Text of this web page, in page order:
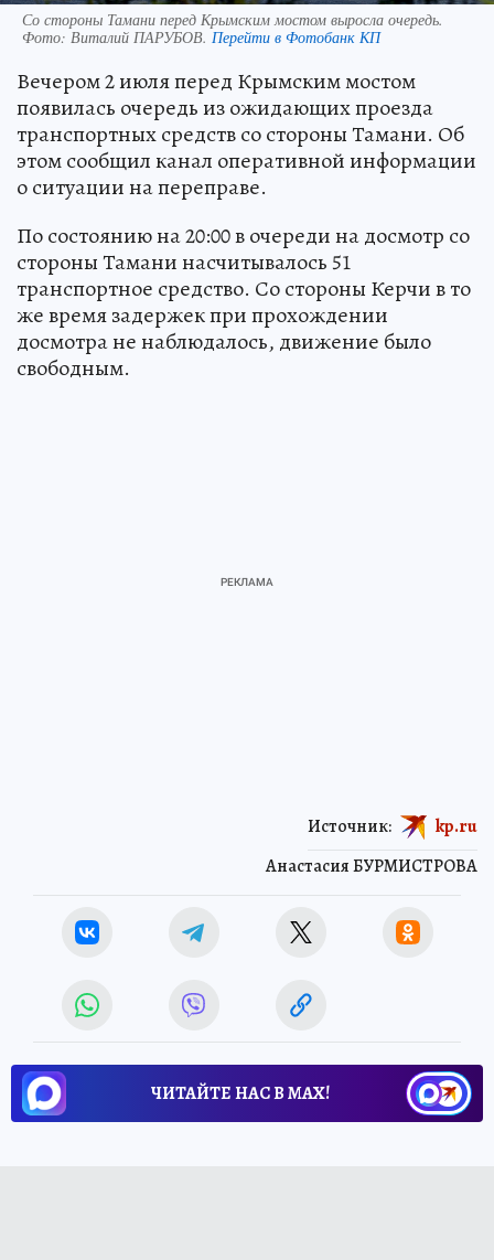
Со стороны Тамани перед Крымским мостом выросла очередь.
Фото: Виталий ПАРУБОВ. Перейти в Фотобанк КП
Вечером 2 июля перед Крымским мостом
появилась очередь из ожидающих проезда
транспортных средств со стороны Тамани. Об
этом сообщил канал оперативной информации
о ситуации на переправе.
По состоянию на 20:00 в очереди на досмотр со
стороны Тамани насчитывалось 51
транспортное средство. Со стороны Керчи в то
же время задержек при прохождении
досмотра не наблюдалось, движение было
свободным.
Анастасия БУРМИСТРОВА
Источник: kp.ru
ЧИТАЙТЕ НАС В МАХ!